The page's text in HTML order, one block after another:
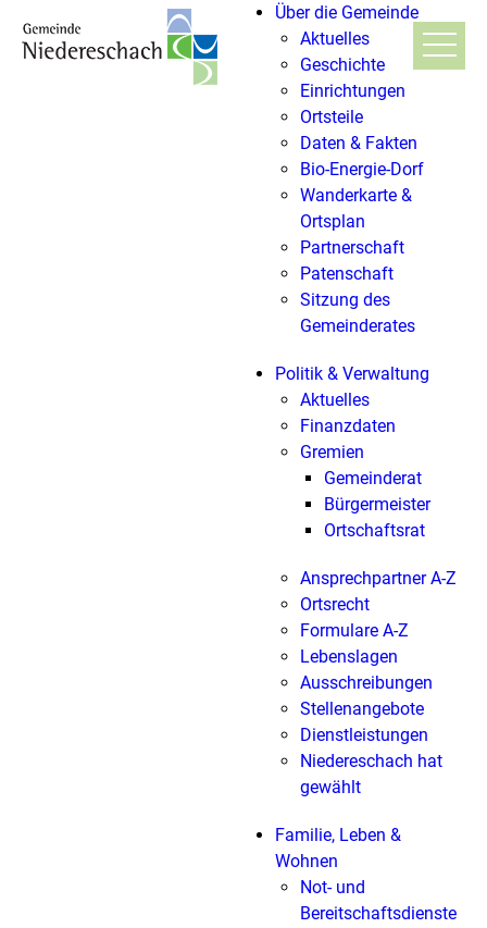
Über die Gemeinde
Aktuelles
Geschichte
Einrichtungen
Ortsteile
Daten & Fakten
Bio-Energie-Dorf
Wanderkarte &
Ortsplan
Partnerschaft
Patenschaft
Sitzung des
Gemeinderates
Politik & Verwaltung
Aktuelles
Finanzdaten
Gremien
Gemeinderat
Bürgermeister
Ortschaftsrat
Ansprechpartner A-Z
Ortsrecht
Formulare A-Z
Lebenslagen
Ausschreibungen
Stellenangebote
Dienstleistungen
Niedereschach hat
gewählt
Familie, Leben &
Wohnen
Not- und
Bereitschaftsdienste